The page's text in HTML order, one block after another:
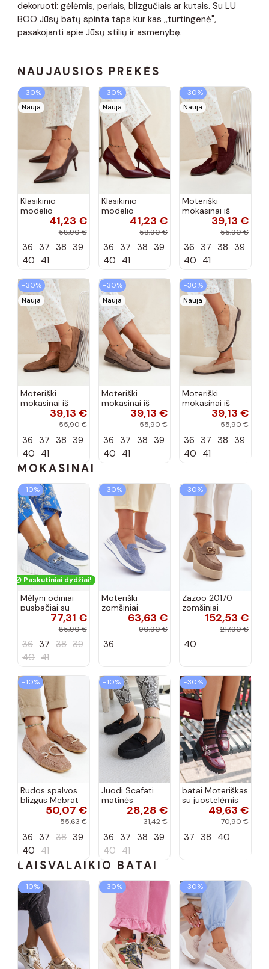
dekoruoti: gėlėmis, perlais, blizgučiais ar kutais. Su LU
BOO Jūsų batų spinta taps kur kas ,,turtingenė",
pasakojanti apie Jūsų stilių ir asmenybę.
NAUJAUSIOS PREKĖS
−30%
Nauja
Klasikinio
modelio
aukštakulniai
šokolado
spalvos Nesha
41,23 €
58,90 €
36 37 38 39
40 41
−30%
Nauja
Klasikinio
modelio
aukštakulniai
bordo spalvos
Nesha
41,23 €
58,90 €
36 37 38 39
40 41
−30%
Nauja
Moteriški
mokasinai iš
dirbtinės
zomšos, bordo
39,13 €
55,90 €
36 37 38 39
40 41
−30%
Nauja
Moteriški
mokasinai iš
dirbtinės
zomšos, rudos
39,13 €
55,90 €
36 37 38 39
40 41
−30%
Nauja
Moteriški
mokasinai iš
dirbtinės
zomšos, molio
39,13 €
55,90 €
36 37 38 39
40 41
−30%
Nauja
Moteriški
mokasinai iš
dirbtinės
zomšos, smėlio
39,13 €
55,90 €
36 37 38 39
40 41
MOKASINAI
−10%
Paskutiniai dydžiai!
Mėlyni odiniai
pusbačiai su
dekoratyvine
sagtimi Taija
77,31 €
85,90 €
36 37 38 39
40 41
−30%
Moteriški
zomšiniai
mokasinai
Demela mėlynos
63,63 €
90,90 €
36
−30%
Zazoo 20170
zomšiniai
bateliai su
kulniukais smėlio
152,53 €
217,90 €
40
−10%
Rudos spalvos
blizgūs Mebrat
bateliai50,07 €
55,63 €
36 37 38 39
40 41
−10%
Juodi Scafati
matinės
apdailos bateliai
28,28 €
31,42 €
36 37 38 39
40 41
−30%
batai Moteriškas
su juostelėmis
su lako efektu
bordo spalvos
49,63 €
70,90 €
37 38 40
LAISVALAIKIO BATAI
−10% −30% −30%